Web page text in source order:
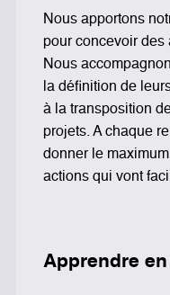
Nous apportons
pour concevoir des
Nous
la définition de
à la transposition
projets. A chaque
donner le
actions qui vont
Apprendre